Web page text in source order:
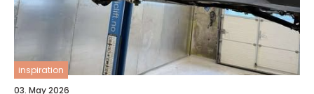
inspiration
03. May 2026